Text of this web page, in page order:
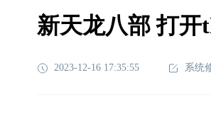
新天龙八部 打开
2023-12-16 17:35:55 系统